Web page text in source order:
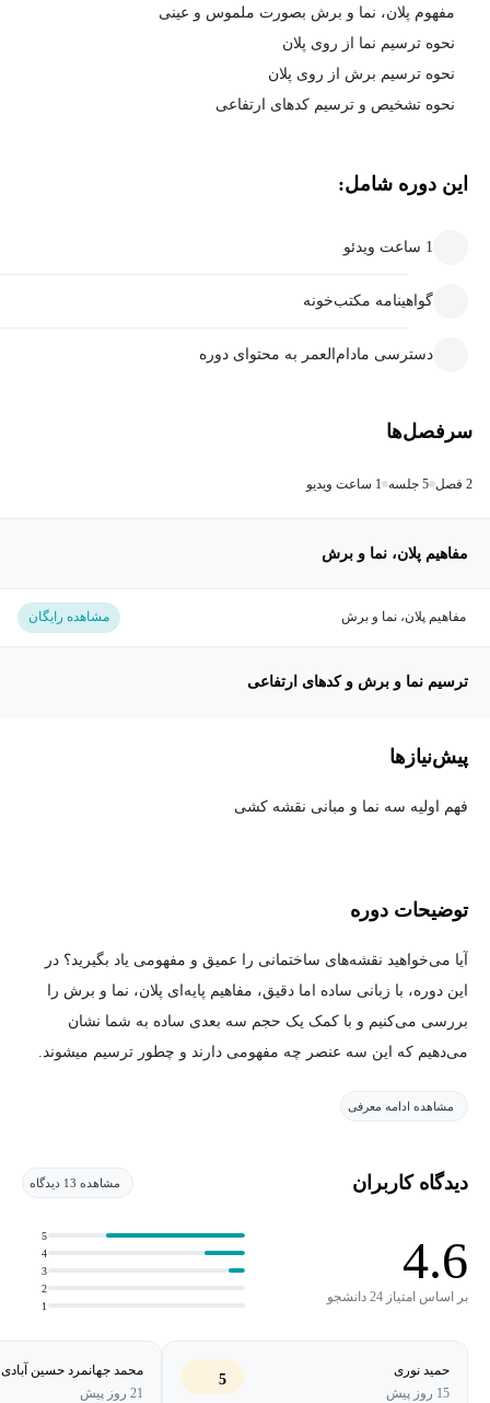
مفهوم پلان، نما و برش بصورت ملموس و عینی
نحوه ترسیم نما از روی پلان
نحوه ترسیم برش از روی پلان
نحوه تشخیص و ترسیم کدهای ارتفاعی
این دوره شامل:
1 ساعت ویدئو
گواهینامه مکتب‌خونه
دسترسی مادام‌العمر به محتوای دوره
سرفصل‌ها
2 فصل 5 جلسه 1 ساعت ویدیو
مفاهیم پلان، نما و برش
مفاهیم پلان، نما و برش مشاهده رایگان
ترسیم نما و برش و کدهای ارتفاعی
پیش‌نیاز‌ها
فهم اولیه سه نما و مبانی نقشه کشی
توضیحات دوره
آیا می‌خواهید نقشه‌های ساختمانی را عمیق و مفهومی یاد بگیرید؟ در
این دوره، با زبانی ساده اما دقیق، مفاهیم پایه‌ای پلان، نما و برش را
بررسی می‌کنیم و با کمک یک حجم سه بعدی ساده به شما نشان
می‌دهیم که این سه عنصر چه مفهومی دارند و چطور ترسیم میشوند.
در گام بعدی، آموزش عملی ترسیم نما و برش از روی پلان را گام‌به‌گام
بخش نهایی آموزش، کدگذاری ارتفاعی است. یاد می‌گیرید کدهای
چگونه اختلاف ترازها را به خواننده نقشه منتقل کنید.
اگر به دنبال درکی عمیق و اصولی از نقشه‌کشی ساختمان هستید، این
مشاهده ادامه معرفی
دیدگاه کاربران مشاهده 13 دیدگاه
4.6
بر اساس امتیاز 24 دانشجو
1
2
3
4
5
حمید نوری
15 روز پیش
5
محمد جهانمرد حسین آبادی
21 روز پیش